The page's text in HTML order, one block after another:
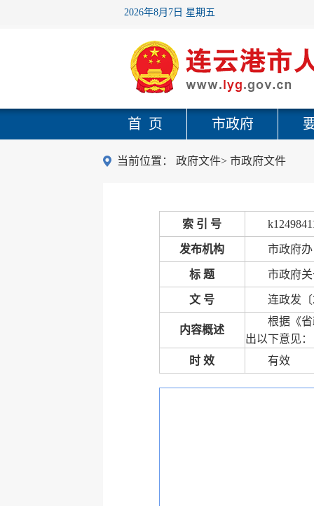
2026年8月7日 星期五
首 页 市政府
当前位置： 政府文件> 市政府文件
索 引 号
发布机构 市政府办
标 题 市政府
文 号 连政发〔
内容概述
根据《
出以下意见：
时 效
有效